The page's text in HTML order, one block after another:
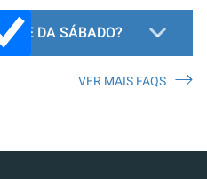
DA SÁBADO?
VER MAIS FAQS